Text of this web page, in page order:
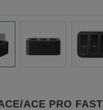
ACE PRO FAST